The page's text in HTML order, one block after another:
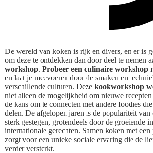
De wereld van koken is rijk en divers, en er is
om deze te ontdekken dan door deel te nemen
workshop. Probeer een culinaire workshop
en laat je meevoeren door de smaken en
verschillende culturen. Deze kookworkshop
niet alleen de mogelijkheid om nieuwe
de kans om te connecten met andere foodies
delen. De afgelopen jaren is de populariteit
sterk gestegen, grotendeels door de groeiende
internationale gerechten. Samen koken met een
zorgt voor een unieke sociale ervaring die de
verder versterkt.